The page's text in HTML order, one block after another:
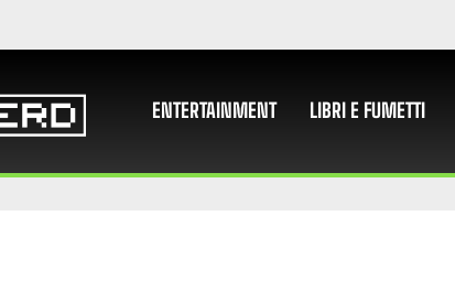
ENTERTAINMENT LIBRI E FUMETTI